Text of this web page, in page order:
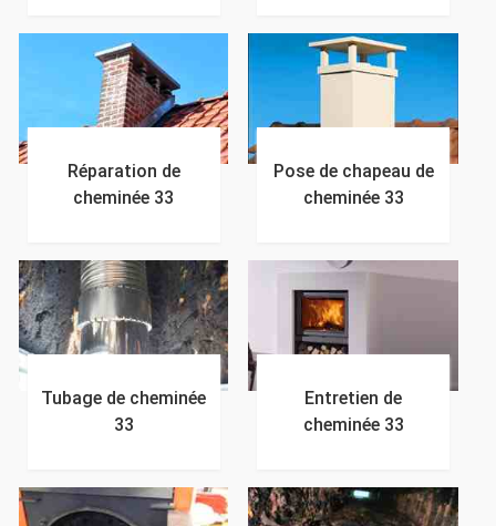
Réparation de
cheminée 33
Pose de chapeau de
cheminée 33
Tubage de cheminée
33
Entretien de
cheminée 33